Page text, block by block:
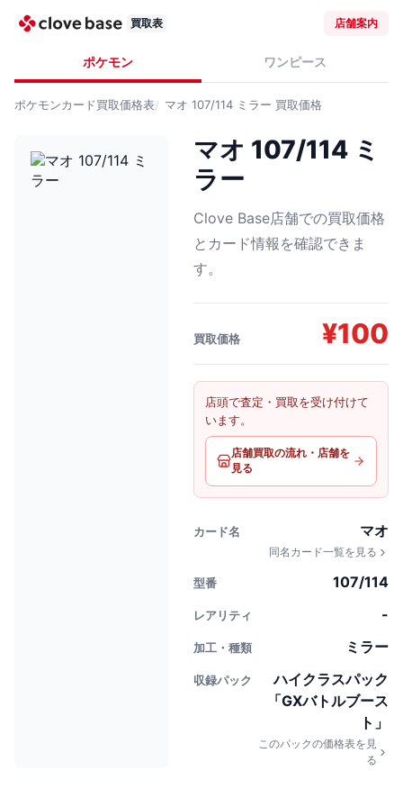
買取表 店舗案内
ポケモン ワンピース
ポケモンカード買取価格表 マオ 107/114 ミラー 買取価格
マオ 107/114 ミ
ラー
Clove Base店舗での買取価格
とカード情報を確認できま
す。
買取価格 ¥100
店頭で査定・買取を受け付けて
います。
店舗買取の流れ・店舗を
見る
カード名 マオ
同名カード一覧を見る
型番 107/114
レアリティ -
加工・種類 ミラー
収録パック
ハイクラスパック
「GXバトルブース
ト」
このパックの価格表を見
る